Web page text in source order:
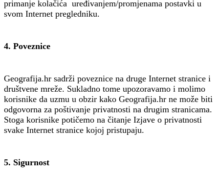
primanje kolačića uređivanjem/promjenama postavki u
svom Internet pregledniku.
4. Poveznice
Geografija.hr sadrži poveznice na druge Internet stranice i
društvene mreže. Sukladno tome upozoravamo i molimo
korisnike da uzmu u obzir kako Geografija.hr ne može biti
odgovorna za poštivanje privatnosti na drugim stranicama.
Stoga korisnike potičemo na čitanje Izjave o privatnosti
svake Internet stranice kojoj pristupaju.
5. Sigurnost